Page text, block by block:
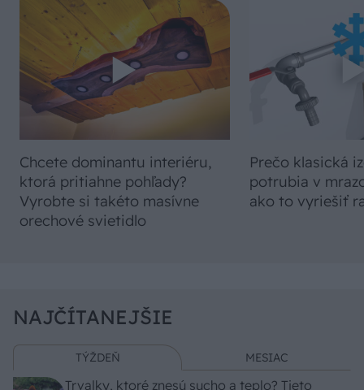
Chcete dominantu interiéru,
ktorá pritiahne pohľady?
Vyrobte si takéto masívne
orechové svietidlo
Prečo klasická
potrubia v
ako to vyriešiť
NAJČÍTANEJŠIE
TÝŽDEŇ MESIAC
Trvalky, ktoré znesú sucho a teplo? Tieto